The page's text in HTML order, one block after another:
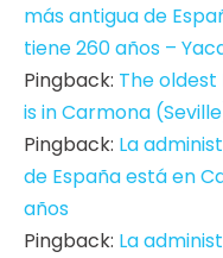
más antigua de
tiene 260 años –
Pingback: The
is in Carmona
Pingback: La
de España está en
años
Pingback: La